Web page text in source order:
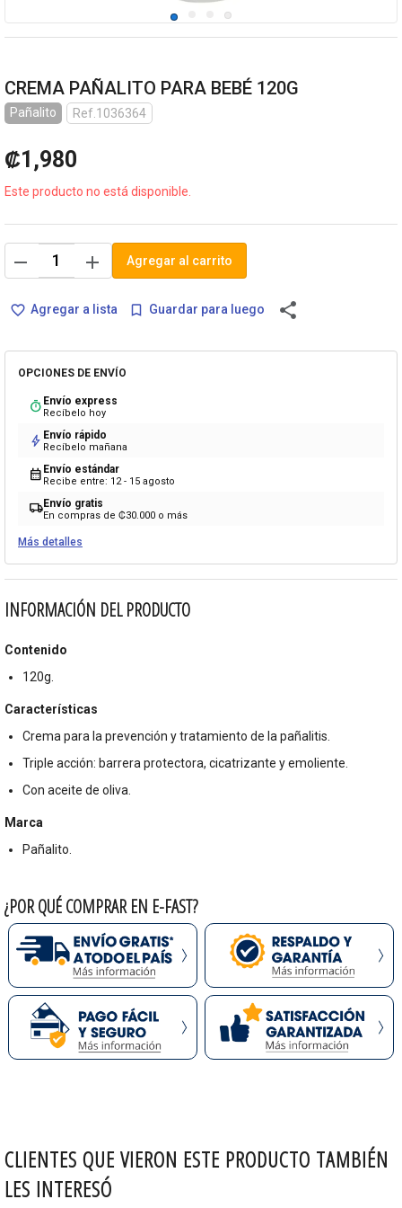
CREMA PAÑALITO PARA BEBÉ 120G
Pañalito Ref.1036364
₡1,980
Este producto no está disponible.
remove add Agregar al carrito
favorite_border Agregar a lista bookmark_border Guardar para luego share
OPCIONES DE ENVÍO
timer Envío express
Recíbelo hoy
bolt Envío rápido
Recíbelo mañana
calendar_month Envío estándar
Recibe entre: 12 - 15 agosto
local_shippingEnvío gratis
En compras de ₡30.000 o más
Más detalles
INFORMACIÓN DEL PRODUCTO
Contenido
120g.
Características
Crema para la prevención y tratamiento de la pañalitis.
Triple acción: barrera protectora, cicatrizante y emoliente.
Con aceite de oliva.
Marca
Pañalito.
¿POR QUÉ COMPRAR EN E-FAST?
CLIENTES QUE VIERON ESTE PRODUCTO TAMBIÉN
LES INTERESÓ